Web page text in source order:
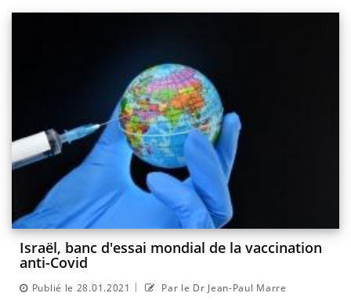
Israël, banc d'essai mondial de la vaccination
anti-Covid
Publié le 28.01.2021 | Par le Dr Jean-Paul Marre